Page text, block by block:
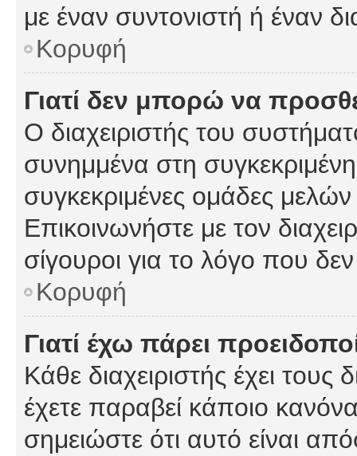
με έναν συντονιστή ή έναν
Κορυφή
Γιατί δεν μπορώ να
Ο διαχειριστής του
συνημμένα στη
συγκεκριμένες ομάδες
Επικοινωνήστε με τον
σίγουροι για το λόγο που
Κορυφή
Γιατί έχω πάρει
Κάθε διαχειριστής έχει
έχετε παραβεί κάποιο
σημειώστε ότι αυτό είναι